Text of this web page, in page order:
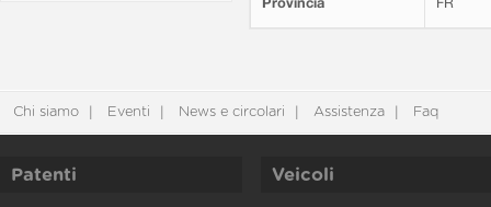
Chi siamo Eventi News e circolari Assistenza Faq
Patenti Veicoli